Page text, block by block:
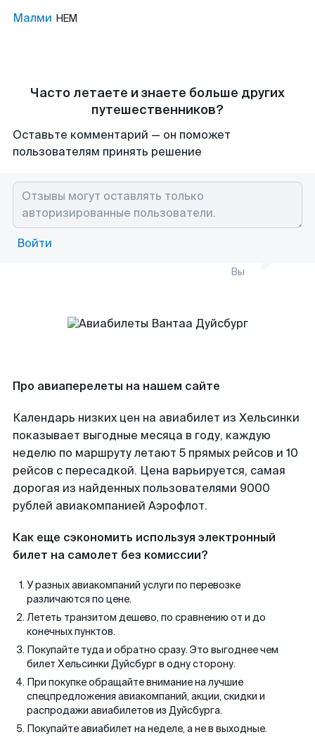
Малми HEM
Часто летаете и знаете больше других
путешественников?
Оставьте комментарий — он поможет
пользователям принять решение
Войти
Вы
Про авиаперелеты на нашем сайте
Календарь низких цен на авиабилет из Хельсинки
показывает выгодные месяца в году, каждую
неделю по маршруту летают 5 прямых рейсов и 10
рейсов с пересадкой. Цена варьируется, самая
дорогая из найденных пользователями 9000
рублей авиакомпанией Аэрофлот.
Как еще сэкономить используя электронный
билет на самолет без комиссии?
У разных авиакомпаний услуги по перевозке
различаются по цене.
Лететь транзитом дешево, по сравнению от и до
конечных пунктов.
Покупайте туда и обратно сразу. Это выгоднее чем
билет Хельсинки Дуйсбург в одну сторону.
При покупке обращайте внимание на лучшие
спецпредложения авиакомпаний, акции, скидки и
распродажи авиабилетов из Дуйсбурга.
Покупайте авиабилет на неделе, а не в выходные.